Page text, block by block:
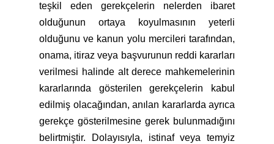
teşkil eden gerekçelerin nelerden ibaret
olduğunun ortaya koyulmasının yeterli
olduğunu ve kanun yolu mercileri tarafından,
onama, itiraz veya başvurunun reddi kararları
verilmesi halinde alt derece mahkemelerinin
kararlarında gösterilen gerekçelerin kabul
edilmiş olacağından, anılan kararlarda ayrıca
gerekçe gösterilmesine gerek bulunmadığını
belirtmiştir. Dolayısıyla, istinaf veya temyiz